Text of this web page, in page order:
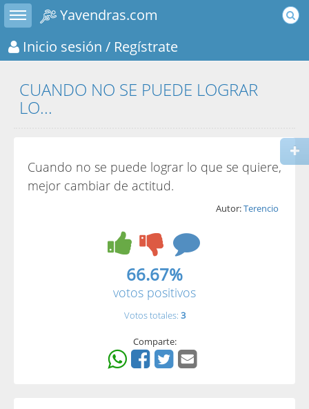
Toggle sidebar
Yavendras.com
Inicio sesión / Regístrate
CUANDO NO SE PUEDE LOGRAR
LO...
Cuando no se puede lograr lo que se quiere,
mejor cambiar de actitud.
Autor:Terencio
66.67%
votos positivos
Votos totales: 3
Comparte: